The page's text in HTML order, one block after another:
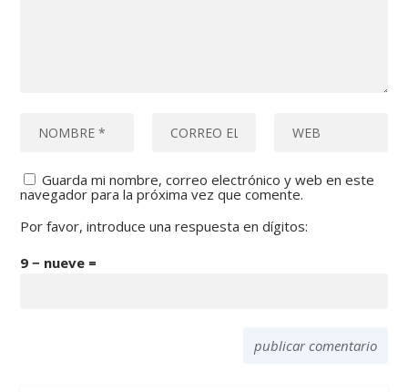
Guarda mi nombre, correo electrónico y web en este
navegador para la próxima vez que comente.
Por favor, introduce una respuesta en dígitos:
9 − nueve =